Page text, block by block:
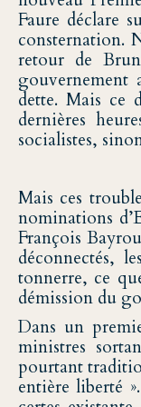
Faure déclare
consternation.
retour de
gouvernement
dette. Mais ce
dernières
socialistes,
Mais ces
nominations
François
déconnectés,
tonnerre, ce
démission du
Dans un
ministres
pourtant
entière liberté